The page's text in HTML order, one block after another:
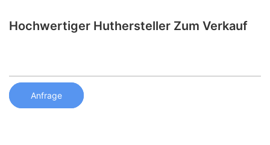
Hochwertiger Huthersteller Zum Verkauf
Anfrage